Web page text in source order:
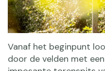
Vanaf het beginpunt
door de velden met